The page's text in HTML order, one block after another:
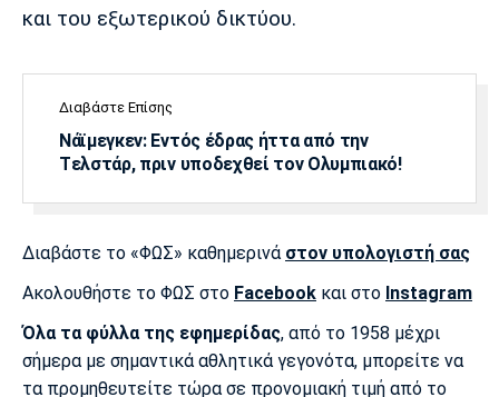
Μπορούσια
Παρί Σεν
Μαρσέιγ
Μονακό
Ερυθρός
Τότεναμ
και του εξωτερικού δικτύου.
Διαβάστε Επίσης
Νάϊμεγκεν: Εντός έδρας ήττα από την
Tελστάρ, πριν υποδεχθεί τον Ολυμπιακό!
Διαβάστε το «ΦΩΣ» καθημερινά στον υπολογιστή σας
Ακολουθήστε το ΦΩΣ στο Facebook και στο Instagram
Όλα τα φύλλα της εφημερίδας, από το 1958 μέχρι
σήμερα με σημαντικά αθλητικά γεγονότα, μπορείτε να
τα προμηθευτείτε τώρα σε προνομιακή τιμή από το